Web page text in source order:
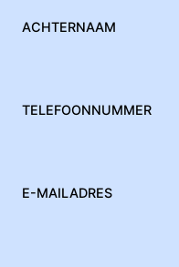
ACHTERNAAM
TELEFOONNUMMER
E-MAILADRES